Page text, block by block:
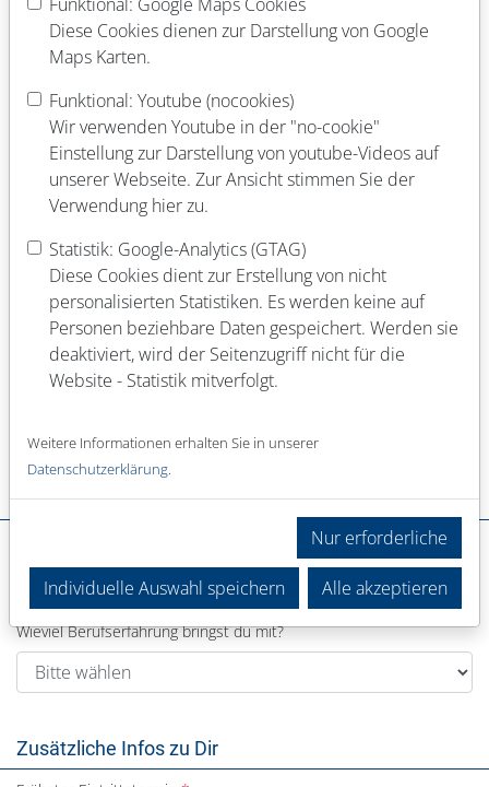
Schulabschluss
Abgeschlossene Berufsausbildung
Laufende Berufsausbildung
Abgeschlossenes Studium (Fach)
Laufendes Studium (Fach)
Deine Erfahrung
Wieviel Berufserfahrung bringst du mit?
Zusätzliche Infos zu Dir
Diese Cookies dienen zur Darstellung von Google
Maps Karten.
Funktional: Youtube (nocookies)
Wir verwenden Youtube in der "no-cookie"
Einstellung zur Darstellung von youtube-Videos auf
unserer Webseite. Zur Ansicht stimmen Sie der
Verwendung hier zu.
Statistik: Google-Analytics (GTAG)
Diese Cookies dient zur Erstellung von nicht
personalisierten Statistiken. Es werden keine auf
Personen beziehbare Daten gespeichert. Werden sie
deaktiviert, wird der Seitenzugriff nicht für die
Website - Statistik mitverfolgt.
Weitere Informationen erhalten Sie in unserer
Datenschutzerklärung
Nur erforderliche
Individuelle Auswahl speichern Alle akzeptieren